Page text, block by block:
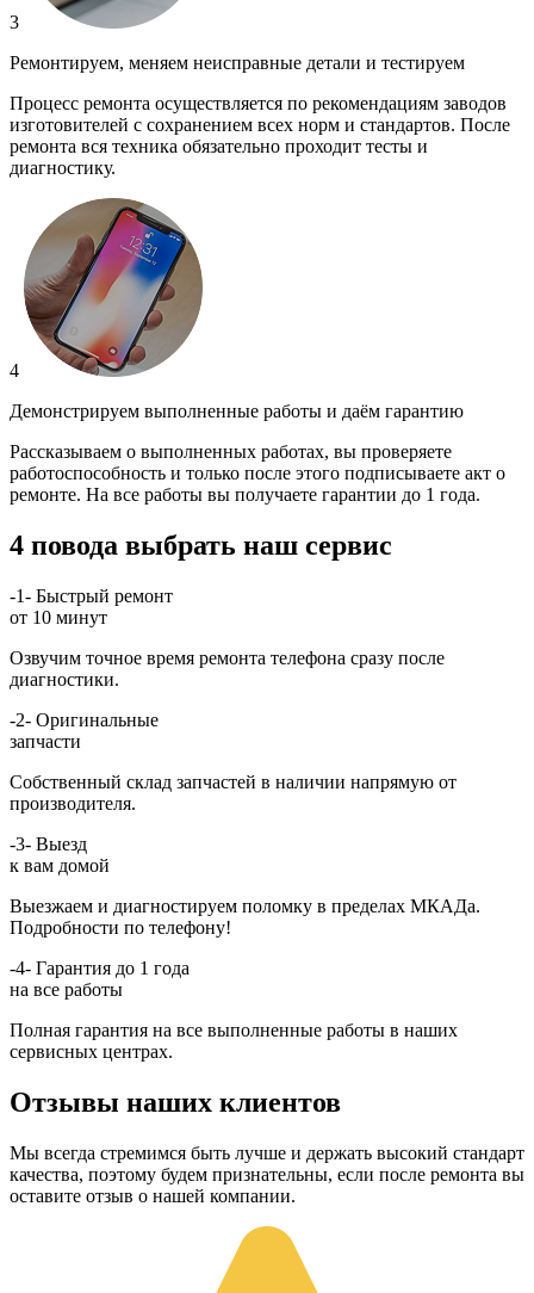
3
Ремонтируем, меняем неисправные детали и тестируем
Процесс ремонта осуществляется по рекомендациям заводов
изготовителей с сохранением всех норм и стандартов. После
ремонта вся техника обязательно проходит тесты и
диагностику.
4
Демонстрируем выполненные работы и даём гарантию
Рассказываем о выполненных работах, вы проверяете
работоспособность и только после этого подписываете акт о
ремонте. На все работы вы получаете гарантии до 1 года.
4 повода выбрать наш сервис
-1- Быстрый ремонт
от 10 минут
Озвучим точное время ремонта телефона сразу после
диагностики.
-2- Оригинальные
запчасти
Собственный склад запчастей в наличии напрямую от
производителя.
-3- Выезд
к вам домой
Выезжаем и диагностируем поломку в пределах МКАДа.
Подробности по телефону!
-4- Гарантия до 1 года
на все работы
Полная гарантия на все выполненные работы в наших
сервисных центрах.
Отзывы наших клиентов
Мы всегда стремимся быть лучше и держать высокий стандарт
качества, поэтому будем признательны, если после ремонта вы
оставите отзыв о нашей компании.